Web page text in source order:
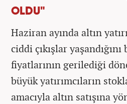
OLDU"
Haziran ayında altın
ciddi çıkışlar
fiyatlarının gerilediği
büyük yatırımcıların
amacıyla altın satışına